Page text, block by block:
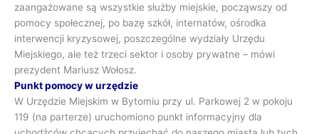
zaangażowane są wszystkie służby miejskie, począwszy od
pomocy społecznej, po bazę szkół, internatów, ośrodka
interwencji kryzysowej, poszczególne wydziały Urzędu
Miejskiego, ale też trzeci sektor i osoby prywatne – mówi
prezydent Mariusz Wołosz.
Punkt pomocy w urzędzie
W Urzędzie Miejskim w Bytomiu przy ul. Parkowej 2 w pokoju
119 (na parterze) uruchomiono punkt informacyjny dla